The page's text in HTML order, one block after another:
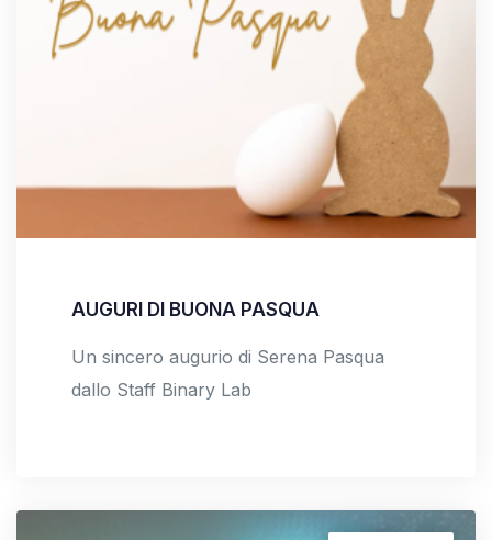
AUGURI DI BUONA PASQUA
Un sincero augurio di Serena Pasqua
dallo Staff Binary Lab